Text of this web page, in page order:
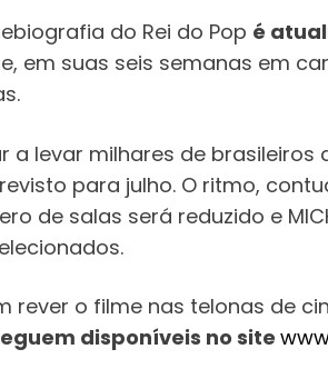
do Rei do Pop é
em suas seis semanas em
a levar milhares de
para julho. O ritmo,
de salas será reduzido e
rever o filme nas telonas de
disponíveis no site